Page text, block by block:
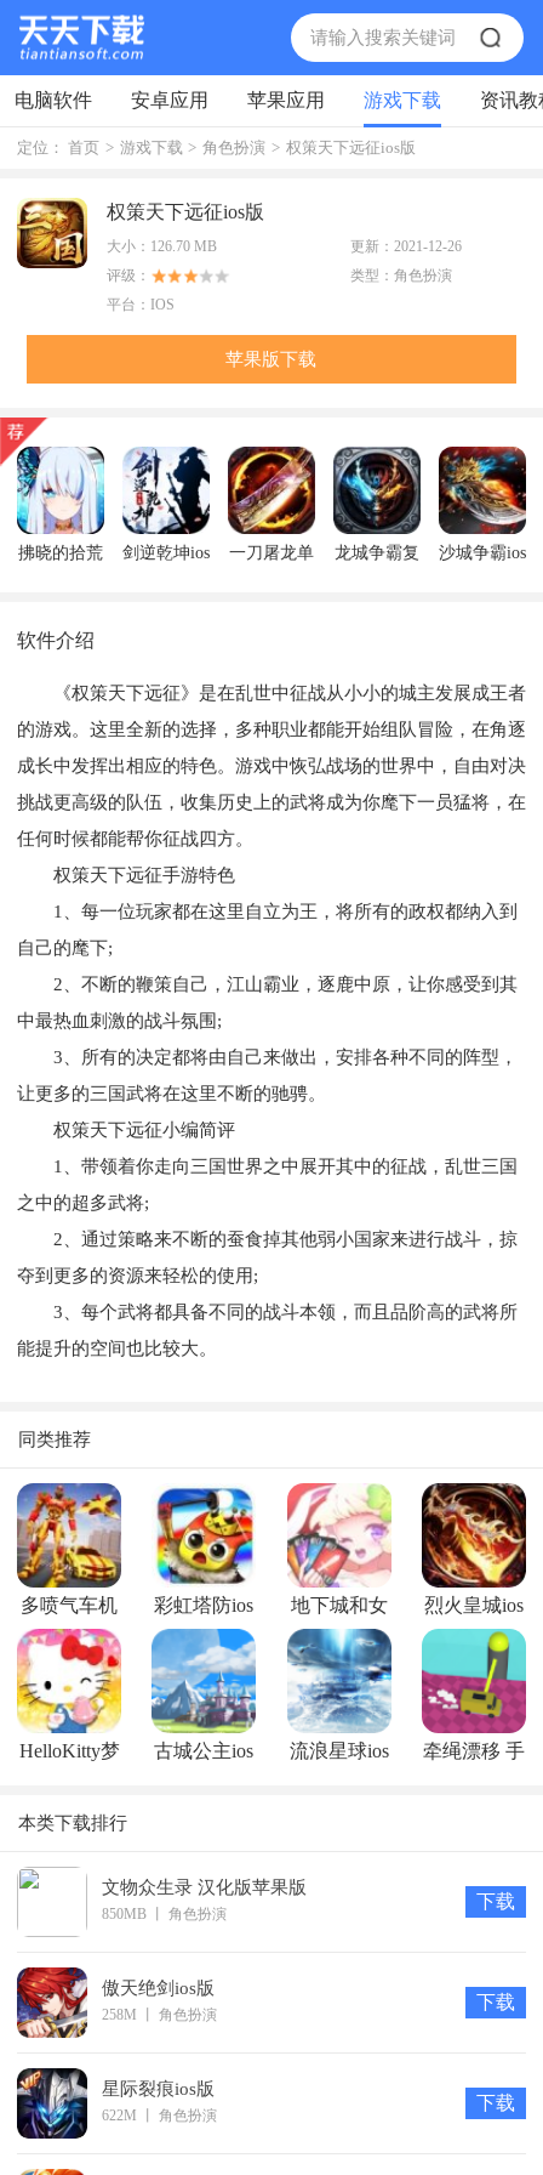
电脑软件 安卓应用 苹果应用 游戏下载 资讯教
定位： 首页 > 游戏下载 > 角色扮演 > 权策天下远征ios版
权策天下远征ios版
大小： 126.70 MB 更新： 2021-12-26
评级：
类型： 角色扮演
平台：
IOS
苹果版下载
拂晓的拾荒
剑逆乾坤ios
一刀屠龙单
龙城争霸复
沙城争霸ios
软件介绍
《权策天下远征》是在乱世中征战从小小的城主发展成王者
的游戏。这里全新的选择，多种职业都能开始组队冒险，在角逐
成长中发挥出相应的特色。游戏中恢弘战场的世界中，自由对决
挑战更高级的队伍，收集历史上的武将成为你麾下一员猛将，在
任何时候都能帮你征战四方。
权策天下远征手游特色
1、每一位玩家都在这里自立为王，将所有的政权都纳入到
自己的麾下;
2、不断的鞭策自己，江山霸业，逐鹿中原，让你感受到其
中最热血刺激的战斗氛围;
3、所有的决定都将由自己来做出，安排各种不同的阵型，
让更多的三国武将在这里不断的驰骋。
权策天下远征小编简评
1、带领着你走向三国世界之中展开其中的征战，乱世三国
之中的超多武将;
2、通过策略来不断的蚕食掉其他弱小国家来进行战斗，掠
夺到更多的资源来轻松的使用;
3、每个武将都具备不同的战斗本领，而且品阶高的武将所
能提升的空间也比较大。
同类推荐
多喷气车机
器人ios版
彩虹塔防ios
地下城和女
孩ios版
烈火皇城ios
HelloKitty梦
版
古城公主ios
流浪星球ios
牵绳漂移 手
本类下载排行
文物众生录 汉化版苹果版
850MB 角色扮演
下载
傲天绝剑ios版
258M 角色扮演
下载
星际裂痕ios版
622M 角色扮演
下载